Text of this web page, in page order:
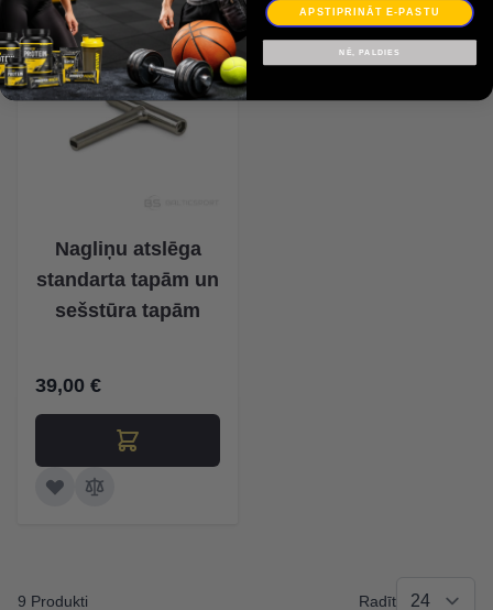
Nagliņu atslēga
standarta tapām un
sešstūra tapām
39,00 €
9 Produkti Radīt
APSTIPRINĀT E-PASTU
NĒ, PALDIES